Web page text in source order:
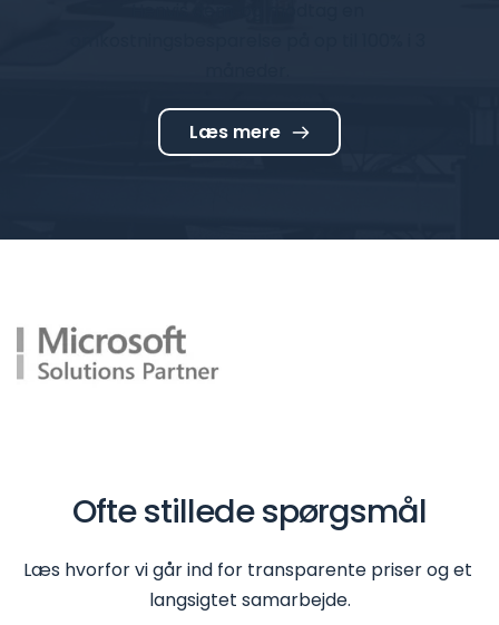
Læs mere
Ofte stillede spørgsmål
Læs hvorfor vi går ind for transparente priser og et
langsigtet samarbejde.